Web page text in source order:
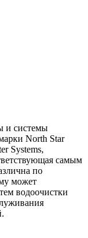
и системы
North Star
Systems,
самым
по
может
водоочистки